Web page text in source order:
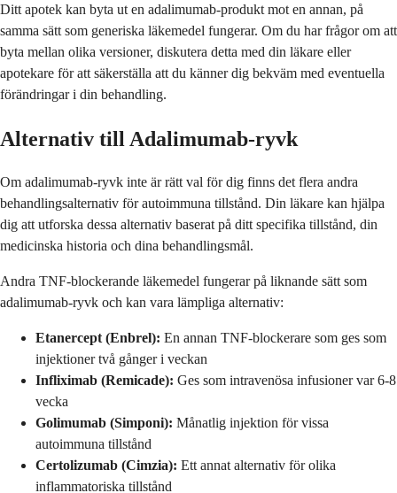
Ditt apotek kan byta ut en adalimumab-produkt mot en annan, på
samma sätt som generiska läkemedel fungerar. Om du har frågor om att
byta mellan olika versioner, diskutera detta med din läkare eller
apotekare för att säkerställa att du känner dig bekväm med eventuella
förändringar i din behandling.
Alternativ till Adalimumab-ryvk
Om adalimumab-ryvk inte är rätt val för dig finns det flera andra
behandlingsalternativ för autoimmuna tillstånd. Din läkare kan hjälpa
dig att utforska dessa alternativ baserat på ditt specifika tillstånd, din
medicinska historia och dina behandlingsmål.
Andra TNF-blockerande läkemedel fungerar på liknande sätt som
adalimumab-ryvk och kan vara lämpliga alternativ:
Etanercept (Enbrel): En annan TNF-blockerare som ges som
injektioner två gånger i veckan
Infliximab (Remicade): Ges som intravenösa infusioner var 6-8
vecka
Golimumab (Simponi): Månatlig injektion för vissa
autoimmuna tillstånd
Certolizumab (Cimzia): Ett annat alternativ för olika
inflammatoriska tillstånd